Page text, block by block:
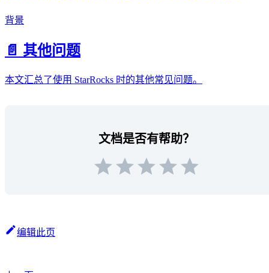
背景
📄️ 其他问题
本文汇总了使用 StarRocks 时的其他常见问题。
文档是否有帮助？
编辑此页